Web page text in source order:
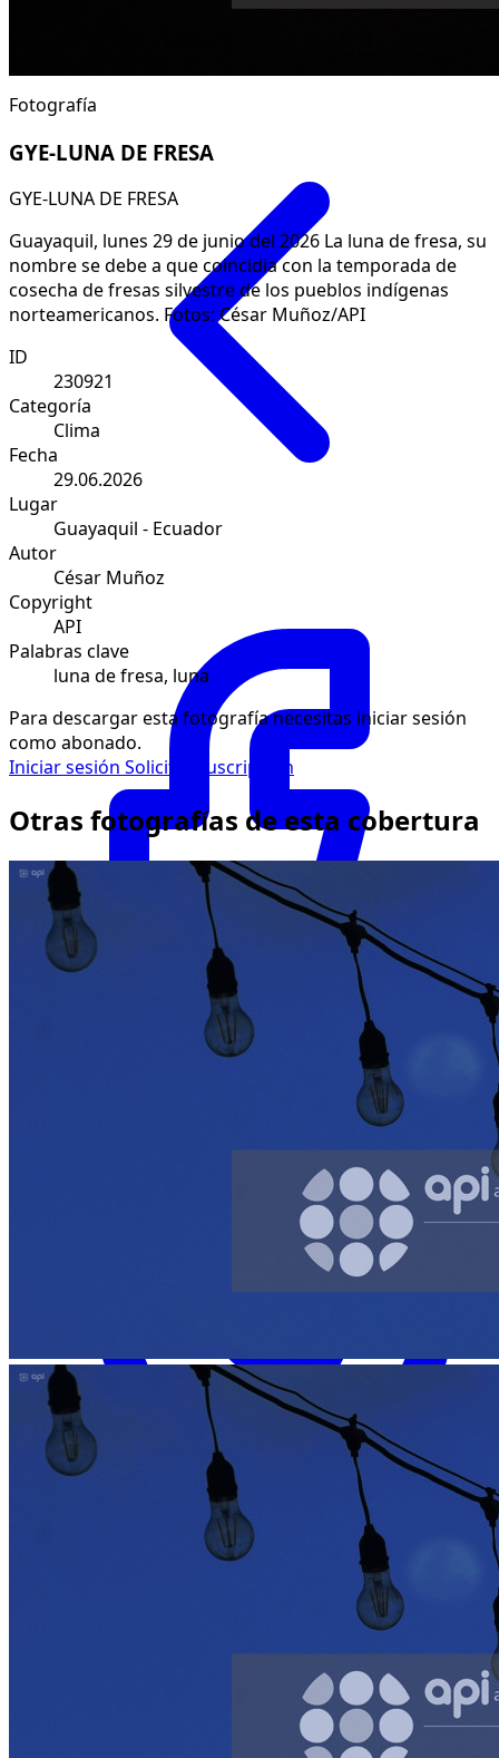
Fotografía
GYE-LUNA DE FRESA
GYE-LUNA DE FRESA
Guayaquil, lunes 29 de junio del 2026 La luna de fresa, su
nombre se debe a que coincidia con la temporada de
cosecha de fresas silvestre de los pueblos indígenas
norteamericanos. Fotos: César Muñoz/API
ID
230921
Categoría
Clima
Fecha
29.06.2026
Lugar
Guayaquil - Ecuador
Autor
César Muñoz
Copyright
API
Palabras clave
luna de fresa, luna
Para descargar esta fotografía necesitas iniciar sesión
como abonado.
Iniciar sesión Solicitar suscripción
Otras fotografías de esta cobertura